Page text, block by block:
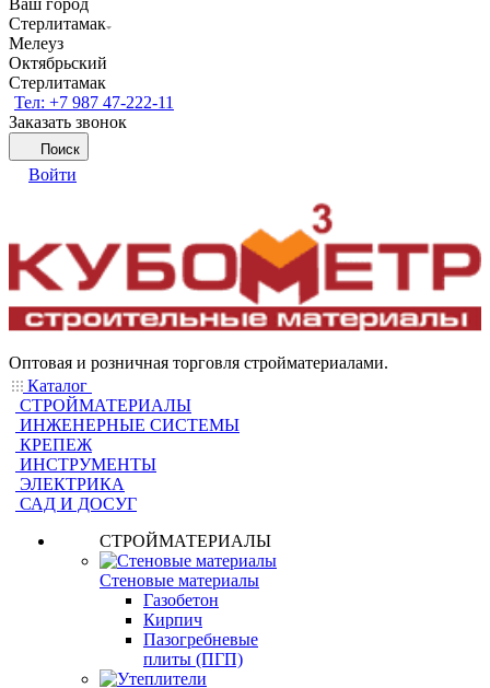
Ваш город
Стерлитамак
Мелеуз
Октябрьский
Стерлитамак
Тел: +7 987 47-222-11
Заказать звонок
Поиск
Войти
Оптовая и розничная торговля стройматериалами.
Каталог
СТРОЙМАТЕРИАЛЫ
ИНЖЕНЕРНЫЕ СИСТЕМЫ
КРЕПЕЖ
ИНСТРУМЕНТЫ
ЭЛЕКТРИКА
САД И ДОСУГ
СТРОЙМАТЕРИАЛЫ
Стеновые материалы
Газобетон
Кирпич
Пазогребневые
плиты (ПГП)